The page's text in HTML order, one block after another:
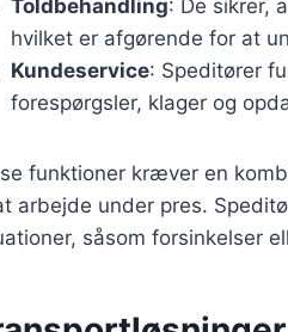
Toldbehandling: De sikrer,
hvilket er afgørende for at
Kundeservice: Speditører
forespørgsler, klager og
funktioner kræver en
arbejde under pres.
såsom forsinkelser